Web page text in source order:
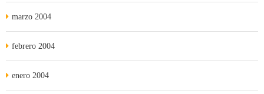
marzo 2004
febrero 2004
enero 2004